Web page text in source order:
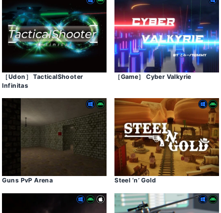
［Udon］ TacticalShooter
Infinitas
［Game］ Cyber Valkyrie
Guns PvP Arena Steel ‘n’ Gold